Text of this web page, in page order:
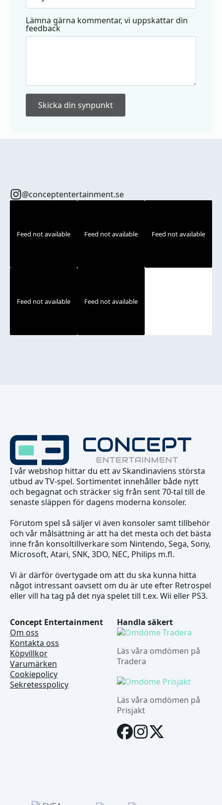
Lämna gärna kommentar, vi uppskattar din
feedback
Skicka din synpunkt
@conceptentertainment.se
Feed not available Feed not available Feed not available
Feed not available Feed not available
I vår webshop hittar du ett av Skandinaviens största
utbud av TV-spel. Sortimentet innehåller både nytt
och begagnat och sträcker sig från sent 70-tal till de
senaste släppen för dagens moderna konsoler.
Förutom spel så säljer vi även konsoler samt tillbehör
och vår målsättning är att ha det mesta och det bästa
inne från konsoltillverkare som Nintendo, Sega, Sony,
Microsoft, Atari, SNK, 3DO, NEC, Philips m.fl.
Vi är därför övertygade om att du ska kunna hitta
något intressant oavsett om du är ute efter Retrospel
eller vill ha tag på det nya spelet till t.ex. Wii eller PS3.
Concept Entertainment
Om oss
Kontakta oss
Köpvillkor
Varumärken
Cookiepolicy
Sekretesspolicy
Handla säkert
Läs våra omdömen på
Tradera
Läs våra omdömen på
Prisjakt